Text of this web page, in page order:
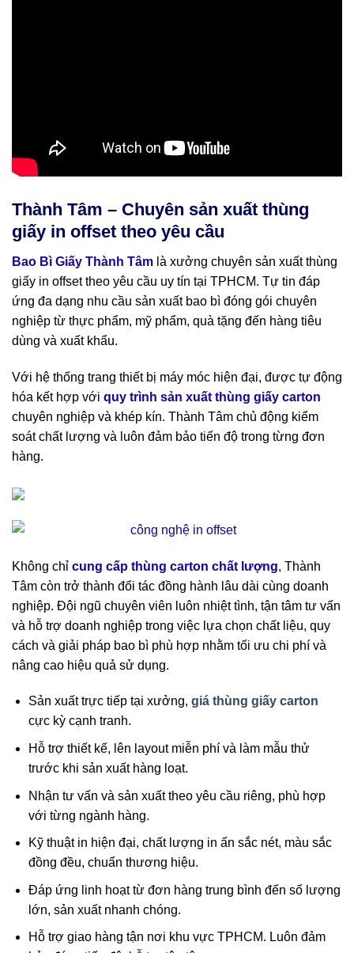
Thành Tâm – Chuyên sản xuất thùng
giấy in offset theo yêu cầu
Bao Bì Giấy Thành Tâm là xưởng chuyên sản xuất thùng
giấy in offset theo yêu cầu uy tín tại TPHCM. Tự tin đáp
ứng đa dạng nhu cầu sản xuất bao bì đóng gói chuyên
nghiệp từ thực phẩm, mỹ phẩm, quà tặng đến hàng tiêu
dùng và xuất khẩu.
Với hệ thống trang thiết bị máy móc hiện đại, được tự động
hóa kết hợp với quy trình sản xuất thùng giấy carton
chuyên nghiệp và khép kín. Thành Tâm chủ động kiểm
soát chất lượng và luôn đảm bảo tiến độ trong từng đơn
hàng.
Không chỉ cung cấp thùng carton chất lượng, Thành
Tâm còn trở thành đối tác đồng hành lâu dài cùng doanh
nghiệp. Đội ngũ chuyên viên luôn nhiệt tình, tận tâm tư vấn
và hỗ trợ doanh nghiệp trong việc lựa chọn chất liệu, quy
cách và giải pháp bao bì phù hợp nhằm tối ưu chi phí và
nâng cao hiệu quả sử dụng.
Sản xuất trực tiếp tại xưởng, giá thùng giấy carton
cực kỳ cạnh tranh.
Hỗ trợ thiết kế, lên layout miễn phí và làm mẫu thử
trước khi sản xuất hàng loạt.
Nhận tư vấn và sản xuất theo yêu cầu riêng, phù hợp
với từng ngành hàng.
Kỹ thuật in hiện đại, chất lượng in ấn sắc nét, màu sắc
đồng đều, chuẩn thương hiệu.
Đáp ứng linh hoạt từ đơn hàng trung bình đến số lượng
lớn, sản xuất nhanh chóng.
Hỗ trợ giao hàng tận nơi khu vực TPHCM. Luôn đảm